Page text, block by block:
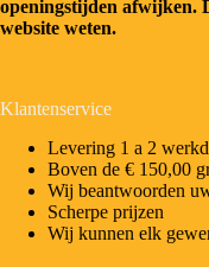
openingstijden afwijken.
website weten.
Klantenservice
Levering 1 a 2
Boven de € 150,00
Wij beantwoorden
Scherpe prijzen
Wij kunnen elk